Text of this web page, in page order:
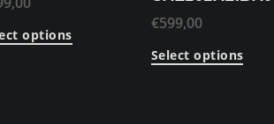
options
€599,00
Select options